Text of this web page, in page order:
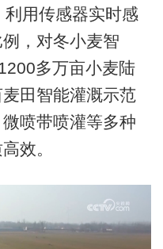
用传感器实时感
，对冬小麦智
多万亩小麦陆
田智能灌溉示范
喷带喷灌等多种
效。